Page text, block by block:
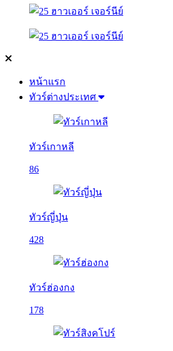
หน้าแรก
ทัวร์ต่างประเทศ
ทัวร์เกาหลี
86
ทัวร์ญี่ปุ่น
428
ทัวร์ฮ่องกง
178